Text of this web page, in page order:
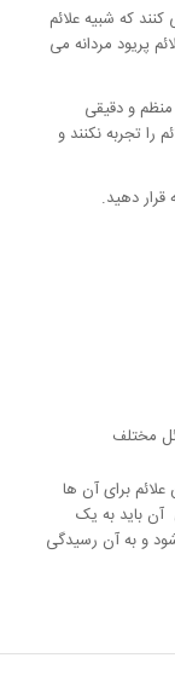
که شبیه علائم
پریود مردانه می
منظم و دقیقی
تجربه نکنند و
قرار دهید.
مختلف
علائم برای آن ها
آن باید به یک
و به آن رسیدگی